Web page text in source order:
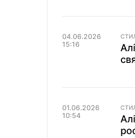
04.06.2026
15:16
01.06.2026
10:54